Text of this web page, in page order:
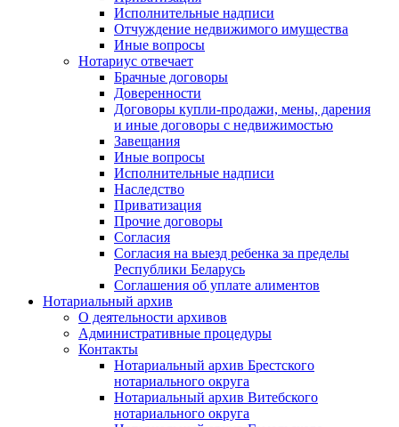
Исполнительные надписи
Отчуждение недвижимого имущества
Иные вопросы
Нотариус отвечает
Брачные договоры
Доверенности
Договоры купли-продажи, мены, дарения
и иные договоры с недвижимостью
Завещания
Иные вопросы
Исполнительные надписи
Наследство
Приватизация
Прочие договоры
Согласия
Согласия на выезд ребенка за пределы
Республики Беларусь
Соглашения об уплате алиментов
Нотариальный архив
О деятельности архивов
Административные процедуры
Контакты
Нотариальный архив Брестского
нотариального округа
Нотариальный архив Витебского
нотариального округа